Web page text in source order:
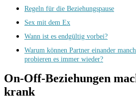
Regeln für die Beziehungspause
Sex mit dem Ex
Wann ist es endgültig vorbei?
Warum können Partner einander
probieren es immer wieder?
On-Off-Beziehungen
krank